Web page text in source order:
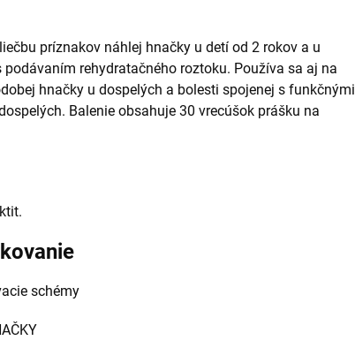
príznakov náhlej hnačky u detí od 2 rokov a u
rehydratačného roztoku. Používa sa aj na
hnačky u dospelých a bolesti spojenej s funkčnými
Balenie obsahuje 30 vrecúšok prášku na
schémy